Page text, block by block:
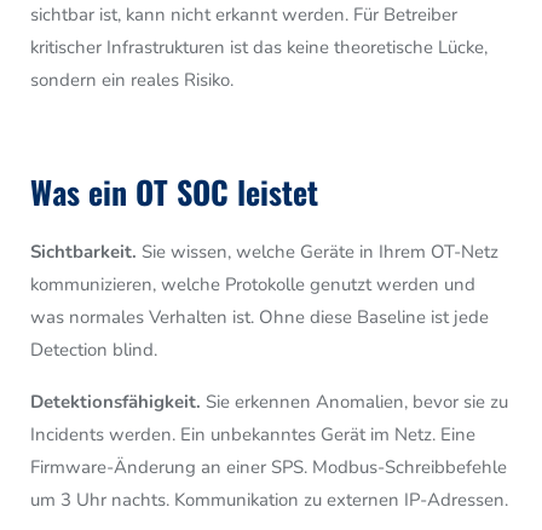
sichtbar ist, kann nicht erkannt werden. Für Betreiber
kritischer Infrastrukturen ist das keine theoretische Lücke,
sondern ein reales Risiko.
Was ein OT SOC leistet
Sichtbarkeit. Sie wissen, welche Geräte in Ihrem OT-Netz
kommunizieren, welche Protokolle genutzt werden und
was normales Verhalten ist. Ohne diese Baseline ist jede
Detection blind.
Detektionsfähigkeit. Sie erkennen Anomalien, bevor sie zu
Incidents werden. Ein unbekanntes Gerät im Netz. Eine
Firmware-Änderung an einer SPS. Modbus-Schreibbefehle
um 3 Uhr nachts. Kommunikation zu externen IP-Adressen.